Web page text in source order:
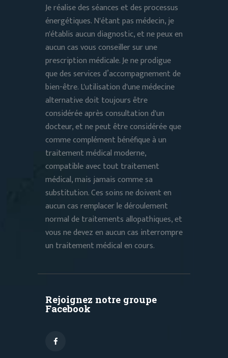
Je réalise des séances et des processus
énergétiques. N'étant pas médecin, je
n'établis aucun diagnostic, et ne peux en
aucun cas vous conseiller sur une
prescription médicale. Je ne prodigue
que des services d’accompagnement de
bien-être. L'utilisation d'une médecine
alternative doit toujours être
considérée après consultation d'un
docteur, et ne peut être considérée que
comme complément bénéfique à un
traitement médical moderne,
compatible avec tout traitement
médical, mais jamais comme sa
substitution. Ces soins ne doivent en
aucun cas remplacer le déroulement
normal de traitements allopathiques, et
vous ne devez en aucun cas interrompre
un traitement médical en cours.
Rejoignez notre groupe
Facebook